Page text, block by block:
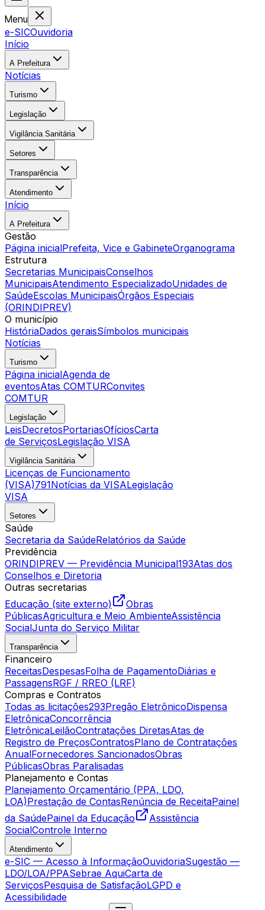
Menu
e-SICOuvidoria
Início
A Prefeitura
Notícias
Turismo
Legislação
Vigilância Sanitária
Setores
Transparência
Atendimento
Início
A Prefeitura
Gestão
Página inicialPrefeita, Vice e GabineteOrganograma
Estrutura
Secretarias MunicipaisConselhos
MunicipaisAtendimento EspecializadoUnidades de
SaúdeEscolas MunicipaisÓrgãos Especiais
(ORINDIPREV)
O município
HistóriaDados geraisSímbolos municipais
Notícias
Turismo
Página inicialAgenda de
eventosAtas COMTURConvites
COMTUR
Legislação
LeisDecretosPortariasOfíciosCarta
de ServiçosLegislação VISA
Vigilância Sanitária
Licenças de Funcionamento
(VISA)791Notícias da VISALegislação
VISA
Setores
Saúde
Secretaria da SaúdeRelatórios da Saúde
Previdência
ORINDIPREV — Previdência Municipal193Atas dos
Conselhos e Diretoria
Outras secretarias
Educação (site externo)
Obras
PúblicasAgricultura e Meio AmbienteAssistência
SocialJunta do Serviço Militar
Transparência
Financeiro
ReceitasDespesasFolha de PagamentoDiárias e
PassagensRGF / RREO (LRF)
Compras e Contratos
Todas as licitações293Pregão EletrônicoDispensa
EletrônicaConcorrência
EletrônicaLeilãoContratações DiretasAtas de
Registro de PreçosContratosPlano de Contratações
AnualFornecedores SancionadosObras
PúblicasObras Paralisadas
Planejamento e Contas
Planejamento Orçamentário (PPA, LDO,
LOA)Prestação de ContasRenúncia de ReceitaPainel
da SaúdePainel da Educação
Assistência
SocialControle Interno
Atendimento
e-SIC — Acesso à InformaçãoOuvidoriaSugestão —
LDO/LOA/PPASebrae AquiCarta de
ServiçosPesquisa de SatisfaçãoLGPD e
Acessibilidade